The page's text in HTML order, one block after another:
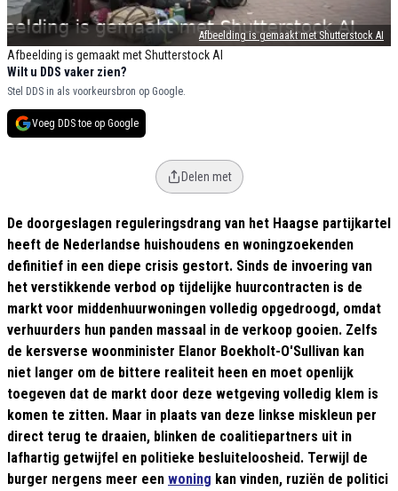
Afbeelding is gemaakt met Shutterstock AI
Afbeelding is gemaakt met Shutterstock AI
Wilt u DDS vaker zien?
Stel DDS in als voorkeursbron op Google.
Voeg DDS toe op Google
Delen met
De doorgeslagen reguleringsdrang van het Haagse partijkartel
heeft de Nederlandse huishoudens en woningzoekenden
definitief in een diepe crisis gestort. Sinds de invoering van
het verstikkende verbod op tijdelijke huurcontracten is de
markt voor middenhuurwoningen volledig opgedroogd, omdat
verhuurders hun panden massaal in de verkoop gooien. Zelfs
de kersverse woonminister Elanor Boekholt-O'Sullivan kan
niet langer om de bittere realiteit heen en moet openlijk
toegeven dat de markt door deze wetgeving volledig klem is
komen te zitten. Maar in plaats van deze linkse miskleun per
direct terug te draaien, blinken de coalitiepartners uit in
lafhartig getwijfel en politieke besluiteloosheid. Terwijl de
burger nergens meer een woning kan vinden, ruziën de politici